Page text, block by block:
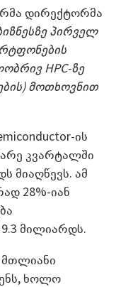
დირექტორმა
პირველ
HPC-ზე
მოთხოვნით
ის
კვარტალში
მიაღწევს. ამ
28%-იან
მილიარდს.
მთლიანი
ხოლო